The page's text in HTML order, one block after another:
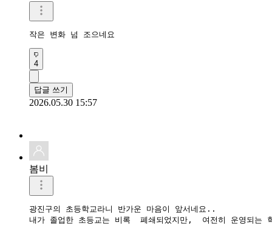
작은 변화 넘 조으네요
4
답글 쓰기
2026.05.30 15:57
봄비
광진구의 초등학교라니 반가운 마음이 앞서네요..
내가 졸업한 초등교는 비록  폐쇄되었지만,  여전히 운영되는